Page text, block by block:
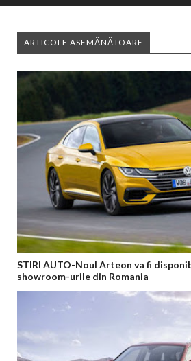
ARTICOLE ASEMĂNĂTOARE
STIRI AUTO-Noul Arteon va fi
showroom-urile din Romania